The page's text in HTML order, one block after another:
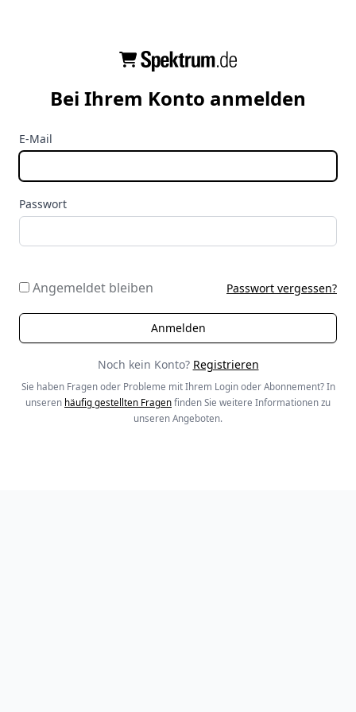
Bei Ihrem Konto anmelden
E-Mail
Passwort
Angemeldet bleiben Passwort vergessen?
Noch kein Konto? Registrieren
Sie haben Fragen oder Probleme mit Ihrem Login oder Abonnement? In
unseren häufig gestellten Fragen finden Sie weitere Informationen zu
unseren Angeboten.